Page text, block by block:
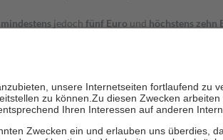
mindestens jedoch fünf Euro und höchstens zehn
Stellung der Familie zu unterstützen, fallen